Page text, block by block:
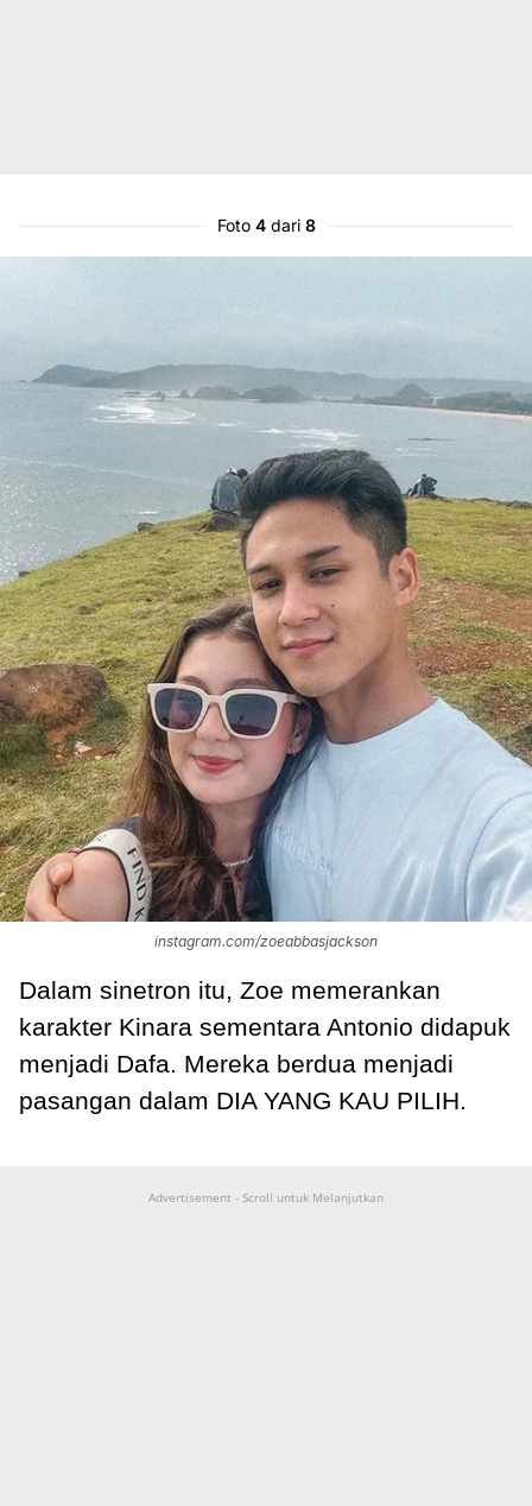
Foto 4dari 8
instagram.com/zoeabbasjackson
Dalam sinetron itu, Zoe memerankan
karakter Kinara sementara Antonio didapuk
menjadi Dafa. Mereka berdua menjadi
pasangan dalam DIA YANG KAU PILIH.
Advertisement - Scroll untuk Melanjutkan